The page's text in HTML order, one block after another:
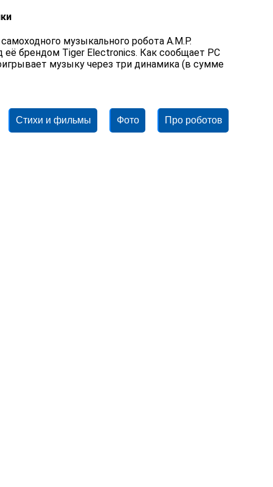
музыкального робота A.M.P.
брендом Tiger Electronics. Как сообщает PC
музыку через три динамика (в сумме
Стихи и фильмы Фото Про роботов